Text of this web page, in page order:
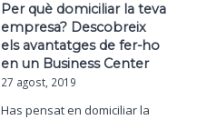
Per què domiciliar la teva
empresa? Descobreix
els avantatges de fer-ho
en un Business Center
27 agost, 2019
Has pensat en domiciliar la